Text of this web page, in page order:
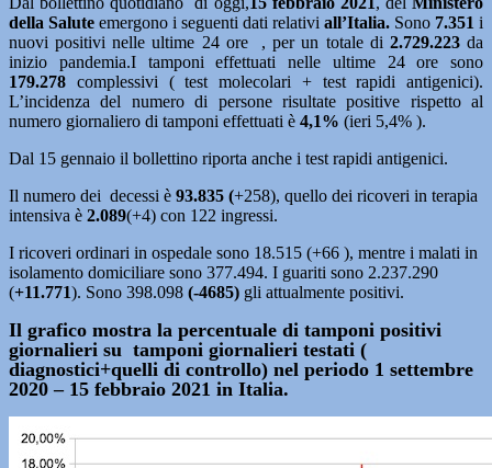
della Salute emergono i seguenti dati relativi all’Italia. Sono 7.351 i
nuovi positivi nelle ultime 24 ore , per un totale di 2.729.223da
inizio pandemia.I tamponi effettuati nelle ultime 24 ore sono
179.278 complessivi ( test molecolari + test rapidi antigenici).
L’incidenza del numero di persone risultate positive rispetto al
numero giornaliero di tamponi effettuati è 4,1% (ieri 5,4% ).
Dal 15 gennaio il bollettino riporta anche i test rapidi antigenici.
Il numero dei decessi è 93.835 (+258), quello dei ricoveri in terapia
intensiva è 2.089(+4) con 122 ingressi.
I ricoveri ordinari in ospedale sono 18.515 (+66 ), mentre i malati in
isolamento domiciliare sono 377.494. I guariti sono 2.237.290
(+11.771). Sono 398.098 (-4685) gli attualmente positivi.
Il grafico mostra la percentuale di tamponi positivi
giornalieri su tamponi giornalieri testati (
diagnostici+quelli di controllo) nel periodo 1 settembre
2020 – 15 febbraio 2021 in Italia.